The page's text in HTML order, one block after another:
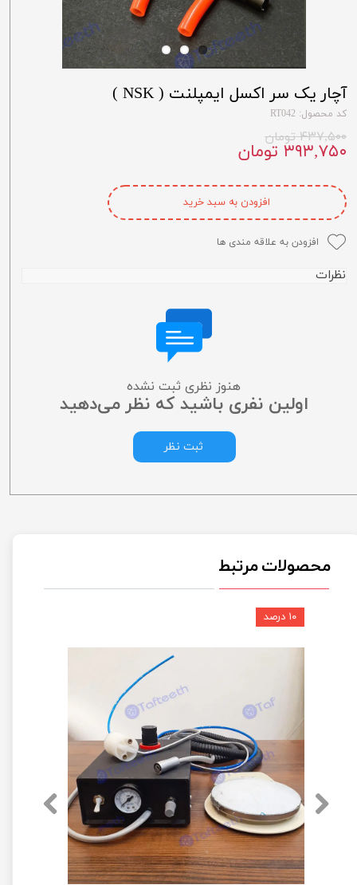
آچار یک سر اکسل ایمپلنت ( NSK )
کد محصول: RT042
۴۳۷,۵۰۰ تومان
۳۹۳,۷۵۰ تومان
افزودن به سبد خرید
افزودن به علاقه مندی ها
نظرات
هنوز نظری ثبت نشده
اولین نفری باشید که نظر می‌دهید
ثبت نظر
محصولات مرتبط
۱۰ درصد